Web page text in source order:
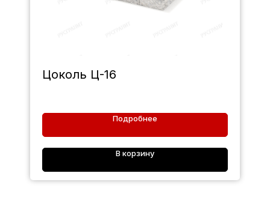
Цоколь Ц-16
Подробнее
В корзину